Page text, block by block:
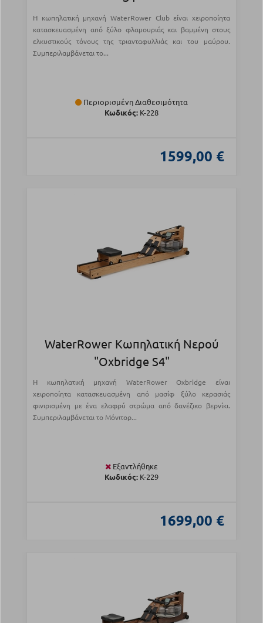
Η κωπηλατική μηχανή WaterRower Club είναι χειροποίητα
κατασκευασμένη από ξύλο φλαμουριάς και βαμμένη στους
ελκυστικούς τόνους της τριανταφυλλιάς και του μαύρου.
Συμπεριλαμβάνεται το...
Περιορισμένη Διαθεσιμότητα
Κωδικός: Κ-228
1599,00 €
WaterRower Κωπηλατική Νερού
"Oxbridge S4"
Η κωπηλατική μηχανή WaterRower Oxbridge είναι
χειροποίητα κατασκευασμένη από μασίφ ξύλο κερασιάς
φινιρισμένη με ένα ελαφρύ στρώμα από δανέζικο βερνίκι.
Συμπεριλαμβάνεται το Μόνιτορ...
Εξαντλήθηκε
Κωδικός: Κ-229
1699,00 €